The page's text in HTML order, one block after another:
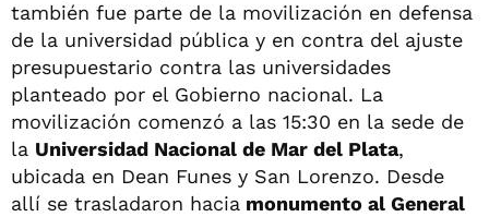
también fue parte de la movilización en defensa
de la universidad pública y en contra del ajuste
presupuestario contra las universidades
planteado por el Gobierno nacional. La
movilización comenzó a las 15:30 en la sede de
la Universidad Nacional de Mar del Plata,
ubicada en Dean Funes y San Lorenzo. Desde
allí se trasladaron hacia monumento al General